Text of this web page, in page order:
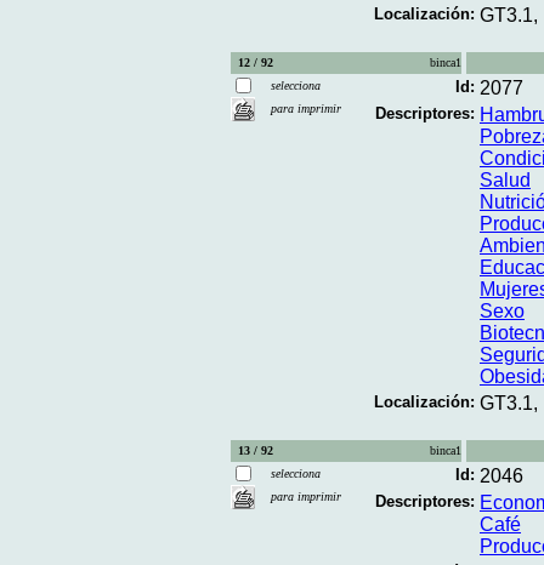
Localización: GT3.1,
12 / 92
binca1
selecciona
para imprimir
Id: 2077
Descriptores:
Salud
Sexo
Localización: GT3.1,
13 / 92
binca1
selecciona
para imprimir
Id: 2046
Descriptores:
Café